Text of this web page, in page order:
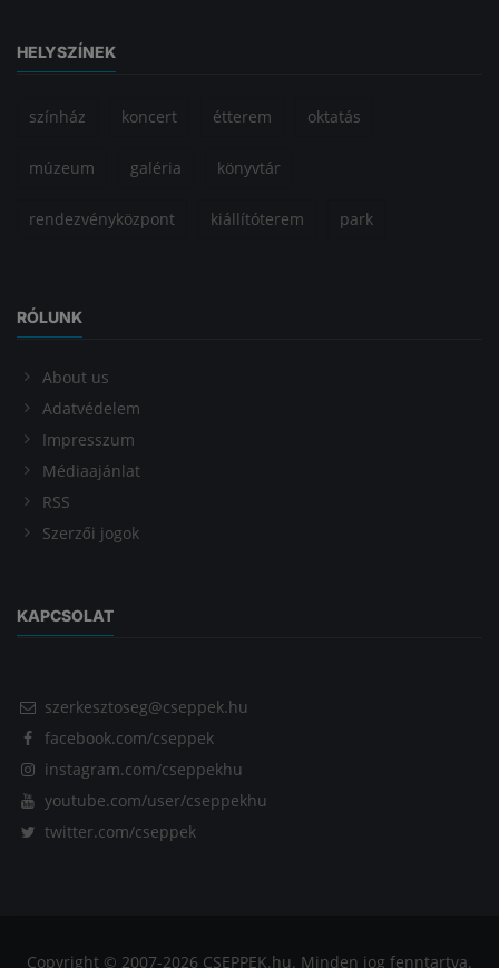
HELYSZÍNEK
színház koncert étterem oktatás
múzeum galéria könyvtár
rendezvényközpont kiállítóterem park
RÓLUNK
About us
Adatvédelem
Impresszum
Médiaajánlat
RSS
Szerzői jogok
KAPCSOLAT
szerkesztoseg@cseppek.hu
facebook.com/cseppek
instagram.com/cseppekhu
youtube.com/user/cseppekhu
twitter.com/cseppek
Copyright © 2007-2026 CSEPPEK.hu. Minden jog fenntartva.